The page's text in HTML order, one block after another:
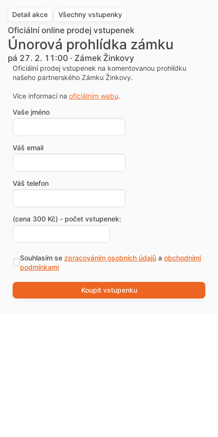
Detail akce Všechny vstupenky
Oficiální online prodej vstupenek
Únorová prohlídka zámku
pá 27. 2. 11:00 · Zámek Žinkovy
Oficiální prodej vstupenek na komentovanou prohlídku
našeho partnerského Zámku Žinkovy.
Více informací na oficiálním webu.
Vaše jméno
Váš email
Váš telefon
(cena 300 Kč) - počet vstupenek:
Souhlasím se zpracováním osobních údajůa obchodními
podmínkami
Koupit vstupenku